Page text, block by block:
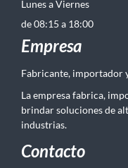
Lunes a Viernes
de 08:15 a 18:00
Empresa
Fabricante, importador
La empresa fabrica,
brindar soluciones de
industrias.
Contacto